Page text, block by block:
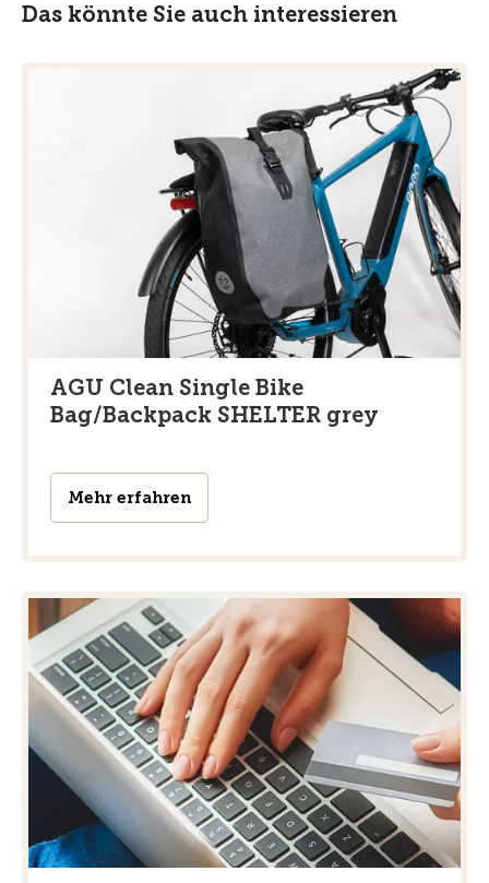
Das könnte Sie auch interessieren
AGU Clean Single Bike
Bag/Backpack SHELTER grey
Mehr erfahren